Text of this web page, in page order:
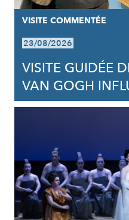
VISITE COMMENTÉE
23/08/2026
VISITE GUIDÉE
VAN GOGH